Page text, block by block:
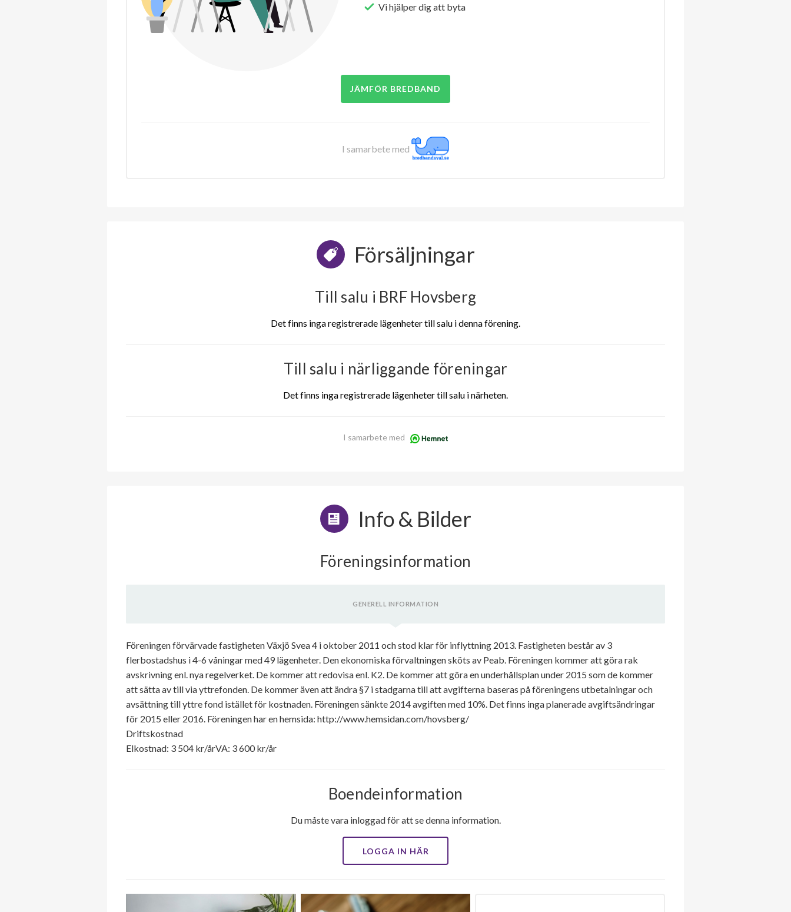
Vi hjälper dig att byta
JÄMFÖR BREDBAND
I samarbete med
Försäljningar
Till salu i BRF Hovsberg
Det finns inga registrerade lägenheter till salu i denna förening.
Till salu i närliggande föreningar
Det finns inga registrerade lägenheter till salu i närheten.
I samarbete med
Info & Bilder
Föreningsinformation
GENERELL INFORMATION
Föreningen förvärvade fastigheten Växjö Svea 4 i oktober 2011 och stod klar för inflyttning 2013. Fastigheten består av 3
flerbostadshus i 4-6 våningar med 49 lägenheter. Den ekonomiska förvaltningen sköts av Peab. Föreningen kommer att göra rak
avskrivning enl. nya regelverket. De kommer att redovisa enl. K2. De kommer att göra en underhållsplan under 2015 som de kommer
att sätta av till via yttrefonden. De kommer även att ändra §7 i stadgarna till att avgifterna baseras på föreningens utbetalningar och
avsättning till yttre fond istället för kostnaden. Föreningen sänkte 2014 avgiften med 10%. Det finns inga planerade avgiftsändringar
för 2015 eller 2016. Föreningen har en hemsida: http://www.hemsidan.com/hovsberg/
Driftskostnad
Elkostnad: 3 504 kr/årVA: 3 600 kr/år
Boendeinformation
Du måste vara inloggad för att se denna information.
LOGGA IN HÄR